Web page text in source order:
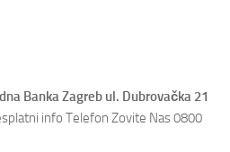
Banka Zagreb ul. Dubrovačka 21
info Telefon Zovite Nas 0800